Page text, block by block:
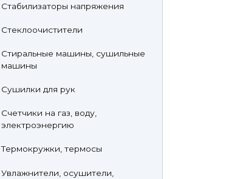
Стабилизаторы напряжения
Стеклоочистители
Стиральные машины, сушильные
машины
Сушилки для рук
Счетчики на газ, воду,
электроэнергию
Термокружки, термосы
Увлажнители, осушители,